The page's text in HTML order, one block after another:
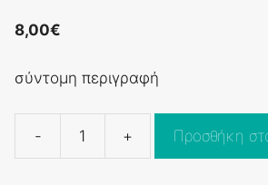
8,00€
σύντομη περιγραφή
-
Αμίλτα
+ Προσθήκη